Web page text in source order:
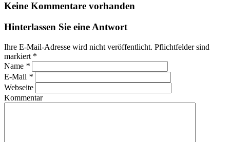
Keine Kommentare vorhanden
Hinterlassen Sie eine Antwort
Ihre E-Mail-Adresse wird nicht veröffentlicht. Pflichtfelder sind
markiert *
Name *
E-Mail *
Webseite
Kommentar